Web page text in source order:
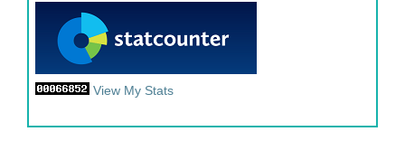
View My Stats